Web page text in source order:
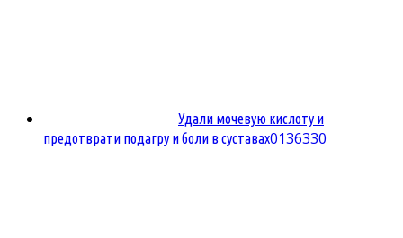
Удали мочевую кислоту и
предотврати подагру и боли в суставах0136330